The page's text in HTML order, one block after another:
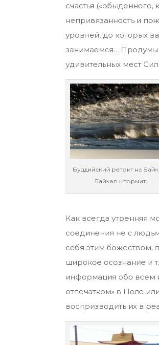
счастья («обыденного,
непривязанность и
уровней, до которых
занимаемся…
удивительных мест
Буддийский ретрит на
Байкал штормит…
Как всегда утренняя
соединения не с
себя этим божеством,
широкое осознание и
информация обо всем
отпечатком» в Поле
воспризводить их в